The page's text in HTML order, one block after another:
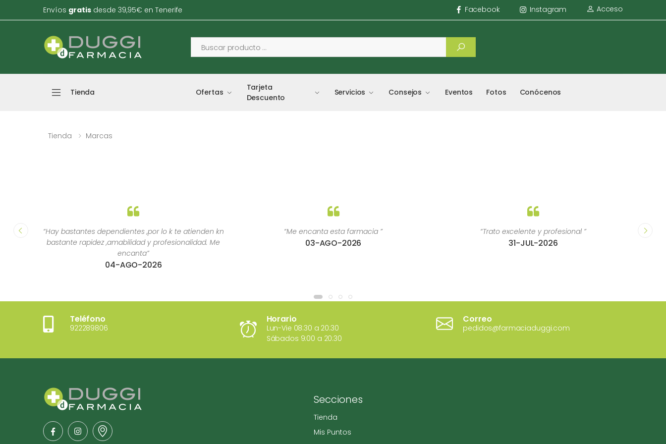
Envíos gratis desde 39,95€ en Tenerife Facebook Instagram Acceso
Tienda Ofertas
Tarjeta
Descuento
Servicios Consejos Eventos Fotos Conócenos
Tienda Marcas
“Hay bastantes dependientes ,por lo k te atienden kn
bastante rapidez ,amabilidad y profesionalidad. Me
encanta”
04-AGO-2026
“Me encanta esta farmacia ”
03-AGO-2026
“Trato excelente y profesional ”
31-JUL-2026
Teléfono
922289806
Horario
Lun-Vie 08:30 a 20:30
Sábados 9:00 a 20:30
Correo
pedidos@farmaciaduggi.com
Secciones
Tienda
Mis Puntos